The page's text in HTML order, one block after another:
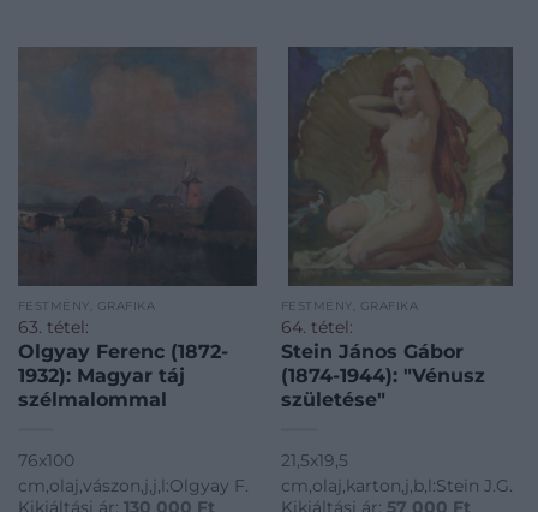
FESTMÉNY, GRAFIKA
63. tétel:
Olgyay Ferenc (1872-
1932): Magyar táj
szélmalommal
76x100
cm,olaj,vászon,j,j,l:Olgyay F.
Kikiáltási ár: 130 000 Ft
FESTMÉNY, GRAFIKA
64. tétel:
Stein János Gábor
(1874-1944): "Vénusz
születése"
21,5x19,5
cm,olaj,karton,j,b,l:Stein J.G.
Kikiáltási ár: 57 000 Ft